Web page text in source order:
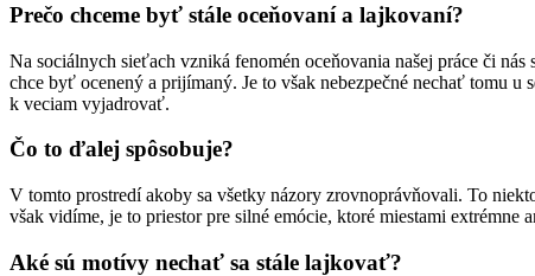
Prečo chceme byť stále oceňovaní a lajkovaní?
Na sociálnych sieťach vzniká fenomén oceňovania našej práce či
chce byť ocenený a prijímaný. Je to však nebezpečné nechať tomu
k veciam vyjadrovať.
Čo to ďalej spôsobuje?
V tomto prostredí akoby sa všetky názory zrovnoprávňovali. To
však vidíme, je to priestor pre silné emócie, ktoré miestami extrémne
Aké sú motívy nechať sa stále lajkovať?